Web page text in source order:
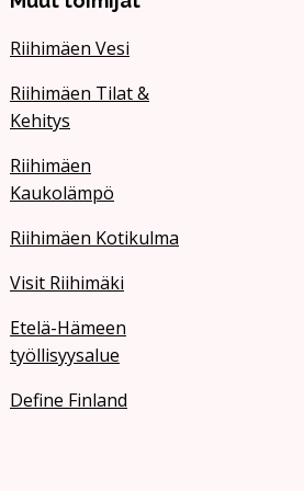
Riihimäen Vesi
Riihimäen Tilat &
Kehitys
Riihimäen
Kaukolämpö
Riihimäen Kotikulma
Visit Riihimäki
Etelä-Hämeen
työllisyysalue
Define Finland